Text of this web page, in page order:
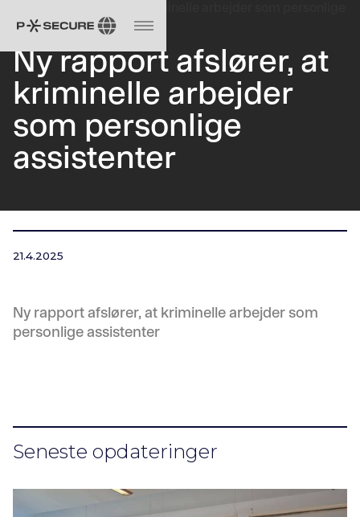
Ny rapport afslører, at
kriminelle arbejder
som personlige
assistenter
21.4.2025
Ny rapport afslører, at kriminelle arbejder som
personlige assistenter
Seneste opdateringer